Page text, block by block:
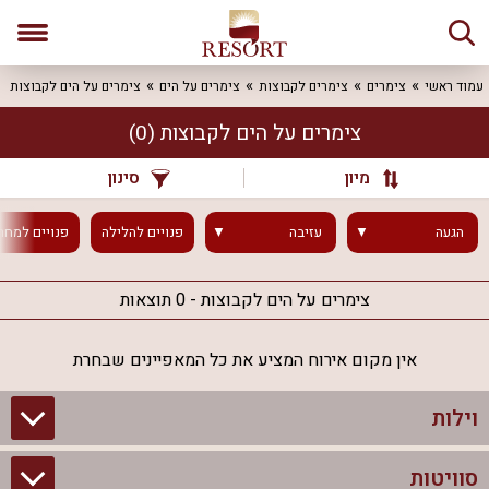
עמוד ראשי צימרים צימרים לקבוצות צימרים על הים צימרים על הים לקבוצות
צימרים על הים לקבוצות (0)
מיון סינון
הגעה עזיבה פנוייםלהלילה פנויים
צימרים על הים לקבוצות - 0 תוצאות
אין מקום אירוח המציע את כל המאפיינים שבחרת
וילות
סוויטות